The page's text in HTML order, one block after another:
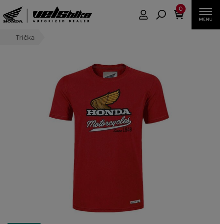
0
Trička